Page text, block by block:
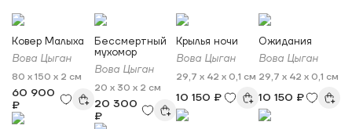
Ковер Малыха
Вова Цыган
80 x 150 x 2 см
60 900
₽
Бессмертный
мухомор
Вова Цыган
20 x 30 x 2 см
20 300
₽
Крылья ночи
Вова Цыган
29,7 x 42 x 0,1 см
10 150 ₽
Ожидания
Вова Цыган
29,7 x 42 x 0,1 см
10 150 ₽